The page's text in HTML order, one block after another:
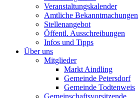
Veranstaltungskalender
Amtliche Bekanntmachungen
Stellenangebot
Öffentl. Ausschreibungen
Infos und Tipps
Über uns
Mitglieder
Markt Aindling
Gemeinde Petersdorf
Gemeinde Todtenweis
Gemeinschaftsvorsitzende